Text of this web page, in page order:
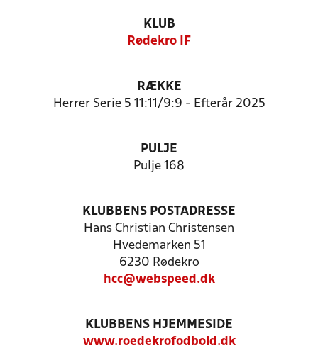
KLUB
Rødekro IF
RÆKKE
Herrer Serie 5 11:11/9:9 - Efterår 2025
PULJE
Pulje 168
KLUBBENS POSTADRESSE
Hans Christian Christensen
Hvedemarken 51
6230 Rødekro
hcc@webspeed.dk
KLUBBENS HJEMMESIDE
www.roedekrofodbold.dk